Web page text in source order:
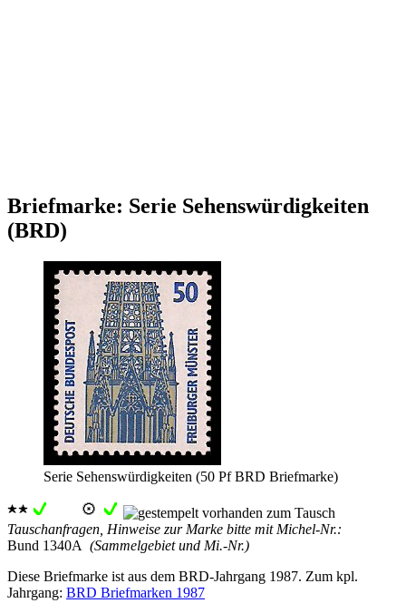
Briefmarke: Serie Sehenswürdigkeiten
(BRD)
Serie Sehenswürdigkeiten (50 Pf BRD Briefmarke)
Tauschanfragen, Hinweise zur Marke bitte mit Michel-Nr.:
Bund 1340A (Sammelgebiet und Mi.-Nr.)
Diese Briefmarke ist aus dem BRD-Jahrgang 1987. Zum kpl.
Jahrgang: BRD Briefmarken 1987